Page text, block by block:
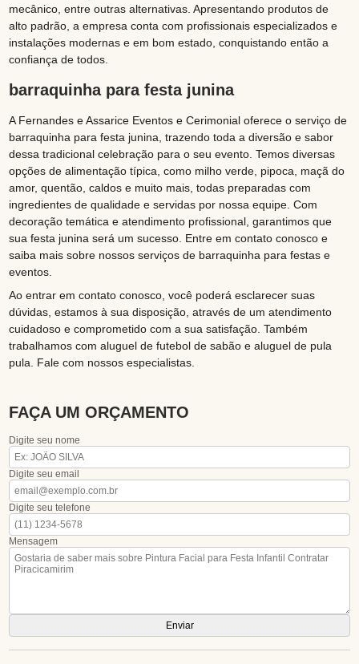
mecânico, entre outras alternativas. Apresentando produtos de
alto padrão, a empresa conta com profissionais especializados e
instalações modernas e em bom estado, conquistando então a
confiança de todos.
barraquinha para festa junina
A Fernandes e Assarice Eventos e Cerimonial oferece o serviço de
barraquinha para festa junina, trazendo toda a diversão e sabor
dessa tradicional celebração para o seu evento. Temos diversas
opções de alimentação típica, como milho verde, pipoca, maçã do
amor, quentão, caldos e muito mais, todas preparadas com
ingredientes de qualidade e servidas por nossa equipe. Com
decoração temática e atendimento profissional, garantimos que
sua festa junina será um sucesso. Entre em contato conosco e
saiba mais sobre nossos serviços de barraquinha para festas e
eventos.
Ao entrar em contato conosco, você poderá esclarecer suas
dúvidas, estamos à sua disposição, através de um atendimento
cuidadoso e comprometido com a sua satisfação. Também
trabalhamos com aluguel de futebol de sabão e aluguel de pula
pula. Fale com nossos especialistas.
FAÇA UM ORÇAMENTO
Digite seu nome
Digite seu email
Digite seu telefone
Mensagem